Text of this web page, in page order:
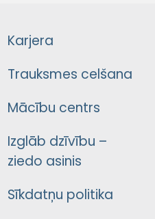
Karjera
Trauksmes celšana
Mācību centrs
Izglāb dzīvību –
ziedo asinis
Sīkdatņu politika